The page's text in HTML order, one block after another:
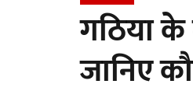
गठिया
जानिए